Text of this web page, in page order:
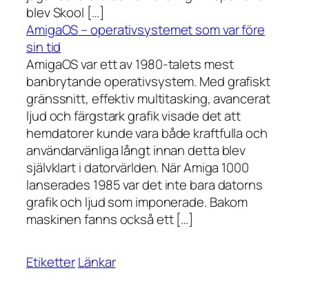
blev Skool […]
AmigaOS – operativsystemet som var före
sin tid
AmigaOS var ett av 1980-talets mest
banbrytande operativsystem. Med grafiskt
gränssnitt, effektiv multitasking, avancerat
ljud och färgstark grafik visade det att
hemdatorer kunde vara både kraftfulla och
användarvänliga långt innan detta blev
självklart i datorvärlden. När Amiga 1000
lanserades 1985 var det inte bara datorns
grafik och ljud som imponerade. Bakom
maskinen fanns också ett […]
EtiketterLänkar